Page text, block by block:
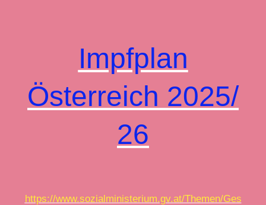
Impfplan
Österreich 2025/
26
https://www.sozialministerium.gv.at/Themen/Ges